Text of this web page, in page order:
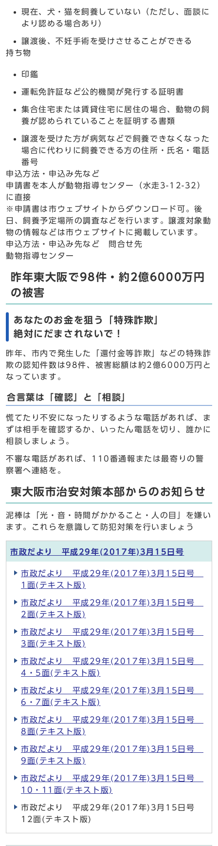
現在、犬・猫を飼養していない（ただし、面談に
より認める場合あり）
譲渡後、不妊手術を受けさせることができる
持ち物
印鑑
運転免許証など公的機関が発行する証明書
集合住宅または賃貸住宅に居住の場合、動物の飼
養が認められていることを証明する書類
譲渡を受けた方が病気などで飼養できなくなった
場合に代わりに飼養できる方の住所・氏名・電話
番号
申込方法・申込み先など
申請書を本人が動物指導センター（水走3-12-32）
に直接
※申請書は市ウェブサイトからダウンロード可。後
日、飼養予定場所の調査などを行います。譲渡対象動
物の情報などは市ウェブサイトに掲載しています。
申込方法・申込み先など 問合せ先
動物指導センター
昨年東大阪で98件・約2億6000万円
の被害
あなたのお金を狙う「特殊詐欺」
絶対にだまされないで！
昨年、市内で発生した「還付金等詐欺」などの特殊詐
欺の認知件数は98件、被害総額は約2億6000万円と
なっています。
合言葉は「確認」と「相談」
慌てたり不安になったりするような電話があれば、ま
ずは相手を確認するか、いったん電話を切り、誰かに
相談しましょう。
不審な電話があれば、110番通報または最寄りの警
察署へ連絡を。
東大阪市治安対策本部からのお知らせ
泥棒は「光・音・時間がかかること・人の目」を嫌い
ます。これらを意識して防犯対策を行いましょう
市政だより 平成29年(2017年)3月15日号
市政だより 平成29年(2017年)3月15日号
1面(テキスト版)
市政だより 平成29年(2017年)3月15日号
2面(テキスト版)
市政だより 平成29年(2017年)3月15日号
3面(テキスト版)
市政だより 平成29年(2017年)3月15日号
4・5面(テキスト版)
市政だより 平成29年(2017年)3月15日号
6・7面(テキスト版)
市政だより 平成29年(2017年)3月15日号
8面(テキスト版)
市政だより 平成29年(2017年)3月15日号
9面(テキスト版)
市政だより 平成29年(2017年)3月15日号
10・11面(テキスト版)
市政だより 平成29年(2017年)3月15日号
12面(テキスト版)